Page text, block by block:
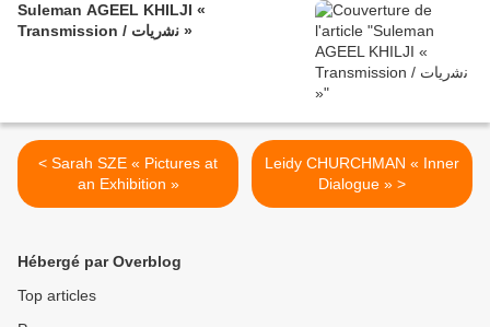
Suleman AGEEL KHILJI «
Transmission / ﻧﺷرﯾﺎت »
< Sarah SZE « Pictures at
an Exhibition »
Leidy CHURCHMAN « Inner
Dialogue » >
Hébergé par Overblog
Top articles